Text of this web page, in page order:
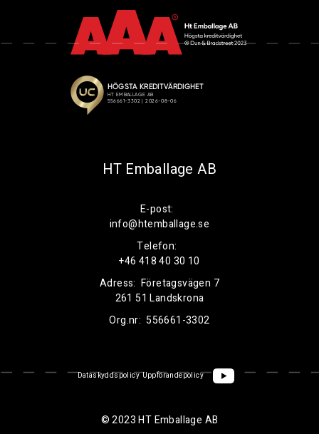
HT Emballage AB
E-post:
info@htemballage.se
Telefon:
+46 418 40 30 10
Adress: Företagsvägen 7
261 51 Landskrona
Org.nr: 556661-3302
Dataskyddspolicy Uppförandepolicy
© 2023 HT Emballage AB